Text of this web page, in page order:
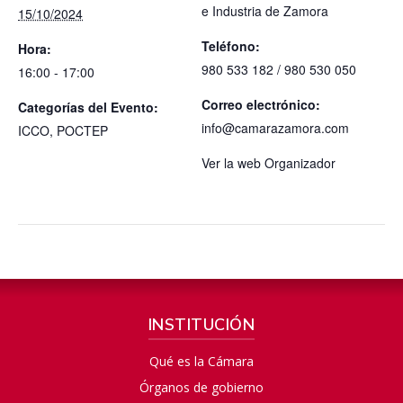
15/10/2024
Hora:
16:00 - 17:00
Categorías del Evento:
ICCO, POCTEP
e Industria de Zamora
Teléfono:
980 533 182 / 980 530 050
Correo electrónico:
info@camarazamora.com
Ver la web Organizador
INSTITUCIÓN
Qué es la Cámara
Órganos de gobierno